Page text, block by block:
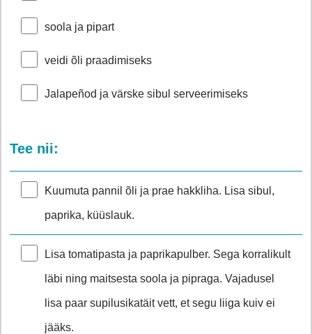
soola ja pipart
veidi õli praadimiseks
Jalapeñod ja värske sibul serveerimiseks
Tee nii:
Kuumuta pannil õli ja prae hakkliha. Lisa sibul,
paprika, küüslauk.
Lisa tomatipasta ja paprikapulber. Sega korralikult
läbi ning maitsesta soola ja pipraga. Vajadusel
lisa paar supilusikatäit vett, et segu liiga kuiv ei
jääks.